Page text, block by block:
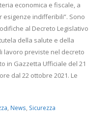
economica e fiscale, a
indifferibili”. Sono
al Decreto Legislativo
della salute e della
lavoro previste nel decreto
in Gazzetta Ufficiale del 21
dal 22 ottobre 2021. Le
, News, Sicurezza